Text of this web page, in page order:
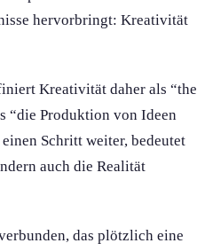
hervorbringt: Kreativität
Kreativität daher als “the
“die Produktion von Ideen
Schritt weiter, bedeutet
auch die Realität
das plötzlich eine